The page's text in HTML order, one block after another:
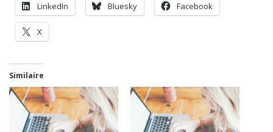
LinkedIn Bluesky Facebook
X
Similaire